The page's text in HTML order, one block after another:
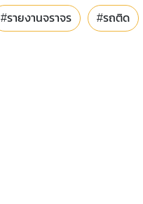
#รายงานจราจร #รถติด